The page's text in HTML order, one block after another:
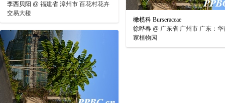
李西贝阳 @ 福建省 漳州市 百花村花卉
交易大楼
橄榄科 Burseraceae
徐晔春 @ 广东省 广州市 广东：华
家植物园